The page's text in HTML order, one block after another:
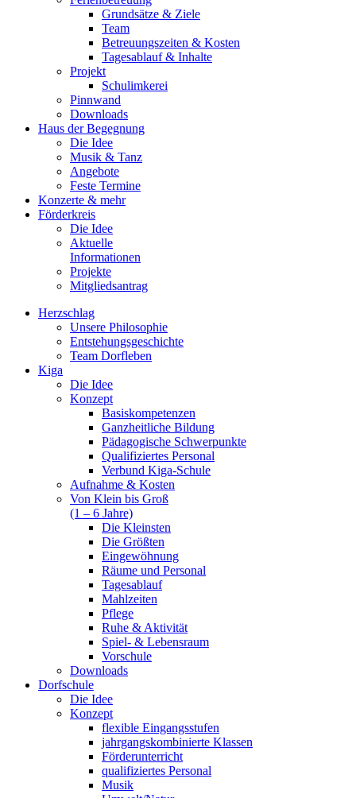
Grundsätze & Ziele
Team
Betreuungszeiten & Kosten
Tagesablauf & Inhalte
Projekt
Schulimkerei
Pinnwand
Downloads
Haus der Begegnung
Die Idee
Musik & Tanz
Angebote
Feste Termine
Konzerte & mehr
Förderkreis
Die Idee
Aktuelle
Informationen
Projekte
Mitgliedsantrag
Herzschlag
Unsere Philosophie
Entstehungsgeschichte
Team Dorfleben
Kiga
Die Idee
Konzept
Basiskompetenzen
Ganzheitliche Bildung
Pädagogische Schwerpunkte
Qualifiziertes Personal
Verbund Kiga-Schule
Aufnahme & Kosten
Von Klein bis Groß
(1 – 6 Jahre)
Die Kleinsten
Die Größten
Eingewöhnung
Räume und Personal
Tagesablauf
Mahlzeiten
Pflege
Ruhe & Aktivität
Spiel- & Lebensraum
Vorschule
Downloads
Dorfschule
Die Idee
Konzept
flexible Eingangsstufen
jahrgangskombinierte Klassen
Förderunterricht
qualifiziertes Personal
Musik